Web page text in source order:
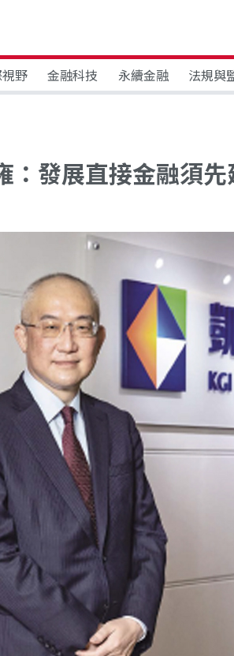
野 金融科技 永續金融 法規與
：發展直接金融須